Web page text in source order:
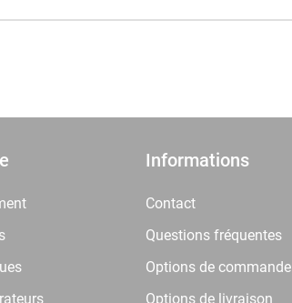
Informations
Contact
Questions fréquentes
Options de commande
Options de livraison